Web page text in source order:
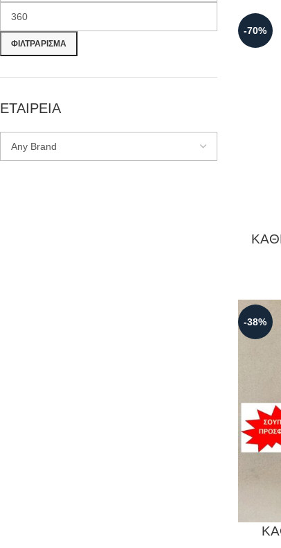
ΦΙΛΤΡΆΡΙΣΜΑ
ΕΤΑΙΡΕΙΑ
-70%
-38%